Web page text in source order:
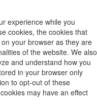
experience while you
cookies, the cookies that
your browser as they are
of the website. We also
and understand how you
in your browser only
to opt-out of these
may have an effect